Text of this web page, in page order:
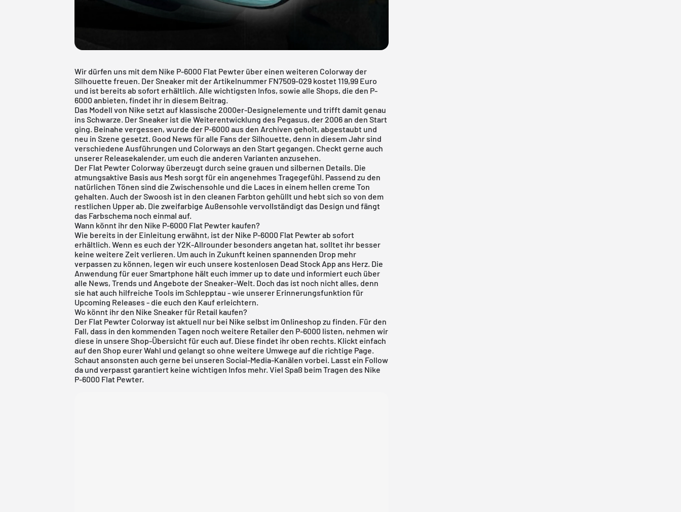
Wir dürfen uns mit dem Nike P-6000 Flat Pewter über einen weiteren Colorway der
Silhouette freuen. Der Sneaker mit der Artikelnummer FN7509-029 kostet 119,99 Euro
und ist bereits ab sofort erhältlich. Alle wichtigsten Infos, sowie alle Shops, die den P-
6000 anbieten, findet ihr in diesem Beitrag.
Das Modell von Nike setzt auf klassische 2000er-Designelemente und trifft damit genau
ins Schwarze. Der Sneaker ist die Weiterentwicklung des Pegasus, der 2006 an den Start
ging. Beinahe vergessen, wurde der P-6000 aus den Archiven geholt, abgestaubt und
neu in Szene gesetzt. Good News für alle Fans der Silhouette, denn in diesem Jahr sind
verschiedene Ausführungen und Colorways an den Start gegangen. Checkt gerne auch
unserer Releasekalender, um euch die anderen Varianten anzusehen.
Der Flat Pewter Colorway überzeugt durch seine grauen und silbernen Details. Die
atmungsaktive Basis aus Mesh sorgt für ein angenehmes Tragegefühl. Passend zu den
natürlichen Tönen sind die Zwischensohle und die Laces in einem hellen creme Ton
gehalten. Auch der Swoosh ist in den cleanen Farbton gehüllt und hebt sich so von dem
restlichen Upper ab. Die zweifarbige Außensohle vervollständigt das Design und fängt
das Farbschema noch einmal auf.
Wann könnt ihr den Nike P-6000 Flat Pewter kaufen?
Wie bereits in der Einleitung erwähnt, ist der Nike P-6000 Flat Pewter ab sofort
erhältlich. Wenn es euch der Y2K-Allrounder besonders angetan hat, solltet ihr besser
keine weitere Zeit verlieren. Um auch in Zukunft keinen spannenden Drop mehr
verpassen zu können, legen wir euch unsere kostenlosen Dead Stock App ans Herz. Die
Anwendung für euer Smartphone hält euch immer up to date und informiert euch über
alle News, Trends und Angebote der Sneaker-Welt. Doch das ist noch nicht alles, denn
sie hat auch hilfreiche Tools im Schlepptau - wie unserer Erinnerungsfunktion für
Upcoming Releases - die euch den Kauf erleichtern.
Wo könnt ihr den Nike Sneaker für Retail kaufen?
Der Flat Pewter Colorway ist aktuell nur bei Nike selbst im Onlineshop zu finden. Für den
Fall, dass in den kommenden Tagen noch weitere Retailer den P-6000 listen, nehmen wir
diese in unsere Shop-Übersicht für euch auf. Diese findet ihr oben rechts. Klickt einfach
auf den Shop eurer Wahl und gelangt so ohne weitere Umwege auf die richtige Page.
Schaut ansonsten auch gerne bei unseren Social-Media-Kanälen vorbei. Lasst ein Follow
da und verpasst garantiert keine wichtigen Infos mehr. Viel Spaß beim Tragen des Nike
P-6000 Flat Pewter.